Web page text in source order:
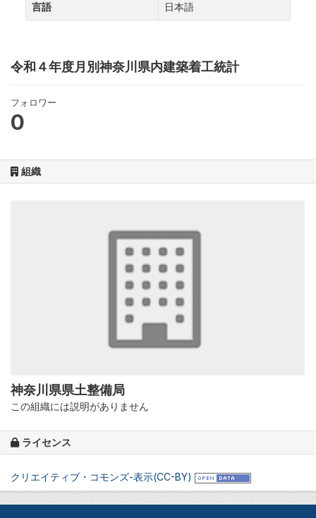
令和４年度月別神奈川県内建築着工統計
フォロワー
0
組織
神奈川県県土整備局
この組織には説明がありません
ライセンス
クリエイティブ・コモンズ-表示(CC-BY)
言語 日本語